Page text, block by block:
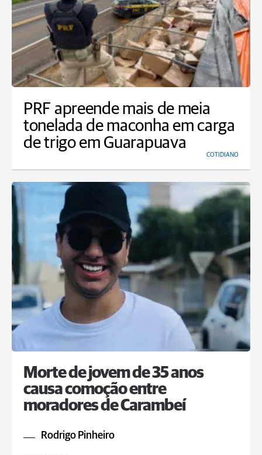
PRF apreende mais de meia
tonelada de maconha em carga
de trigo em Guarapuava
COTIDIANO
Morte de jovem de 35 anos
causa comoção entre
moradores de Carambeí
Rodrigo Pinheiro